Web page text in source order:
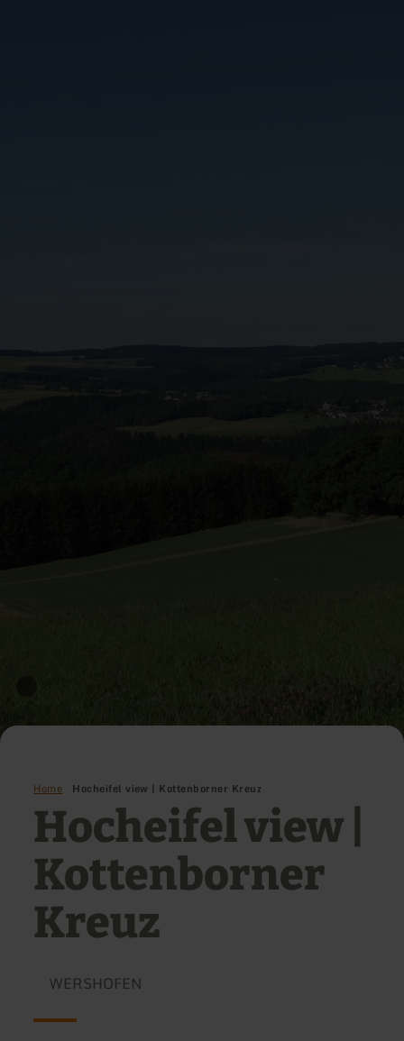
Home Hocheifel view | Kottenborner Kreuz
Hocheifel view |
Kottenborner
Kreuz
WERSHOFEN